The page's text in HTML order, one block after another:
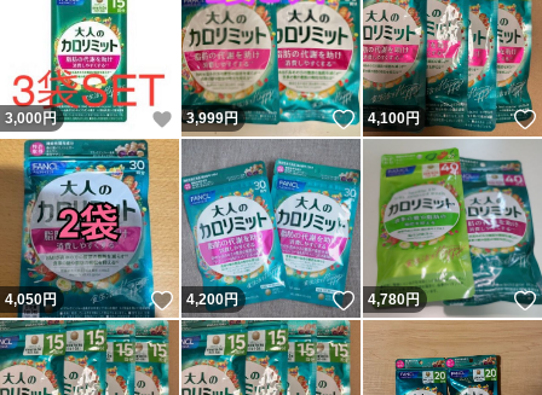
3,000 円 いいね！
3,999円 いいね！
4,100円
4,050円 いいね！
4,200円 いいね！
4,780円